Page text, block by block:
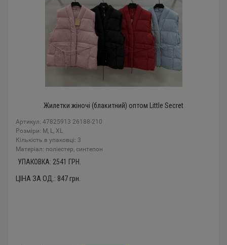
Жилетки жіночі (блакитний) оптом Little Secret
Артикул: 47825913 26188-210
Розміри: M, L, XL
Кількість в упаковці: 3
Mатеріал: поліестер, синтепон
УПАКОВКА: 2541 ГРН.
ЦІНА ЗА ОД.: 847грн.